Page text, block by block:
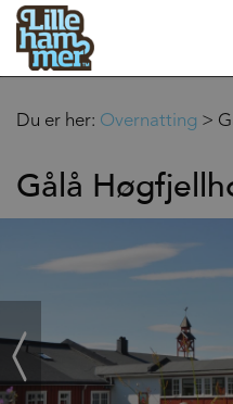
Du er her: Overnatting >
Gålå
Prev